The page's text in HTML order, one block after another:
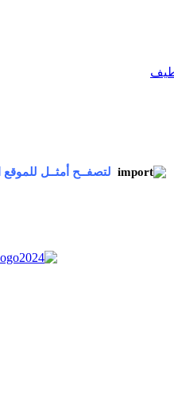
لتصفــح أمثــل للموقع